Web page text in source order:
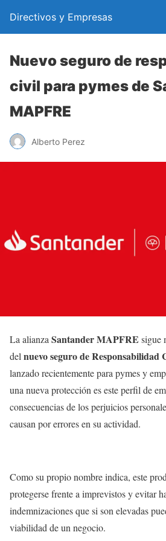
Directivos y Empresas
Nuevo seguro de
civil para pymes de
MAPFRE
Alberto Perez
La alianzaSantander MAPFRE sigue
delnuevo seguro de
lanzado recientemente para pymes y
una nueva protección es este perfil de
consecuencias de los perjuicios
causan por errores en su actividad.
Como su propio nombre indica, este
protegerse frente a imprevistos y evitar
indemnizaciones que si son elevadas
viabilidad de un negocio.